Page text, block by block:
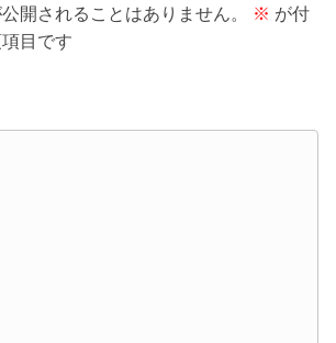
開されることはありません。 ※ が付
目です